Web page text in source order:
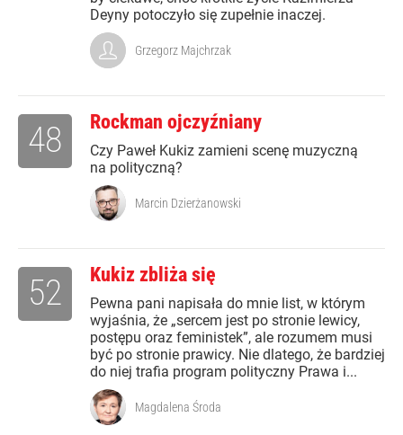
Deyny potoczyło się zupełnie inaczej.
Grzegorz Majchrzak
Rockman ojczyźniany
Czy Paweł Kukiz zamieni scenę muzyczną
na polityczną?
48
Marcin Dzierżanowski
Kukiz zbliża się
Pewna pani napisała do mnie list, w którym
wyjaśnia, że „sercem jest po stronie lewicy,
postępu oraz feministek”, ale rozumem musi
być po stronie prawicy. Nie dlatego, że bardziej
do niej trafia program polityczny Prawa i...
52
Magdalena Środa